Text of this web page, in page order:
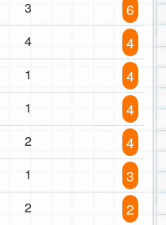
3 6
4 4
1 4
1 4
2 4
1 3
2 2